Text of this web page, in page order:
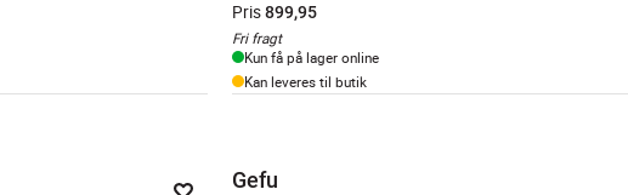
Pris 899,95
Fri fragt
Kun få på lager online
Kan leveres til butik
Gefu